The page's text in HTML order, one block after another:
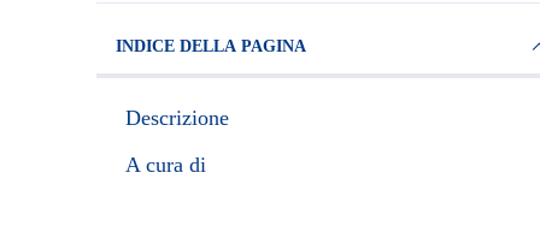
INDICE DELLA PAGINA
Descrizione
A cura di